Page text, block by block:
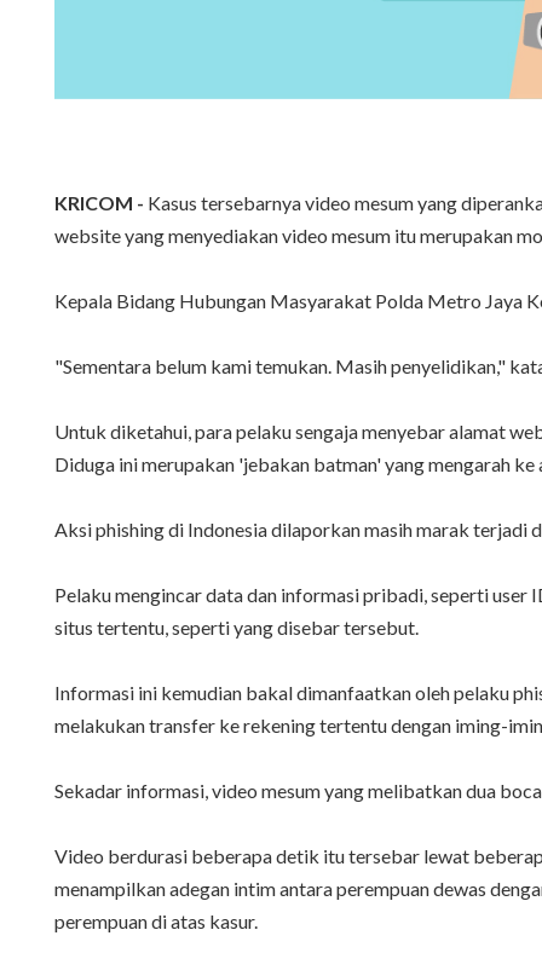
KRICOM - Kasus tersebarnya video mesum yang
website yang menyediakan video mesum itu merupakan
Kepala Bidang Hubungan Masyarakat Polda Metro Jaya
"Sementara belum kami temukan. Masih penyelidikan,"
Untuk diketahui, para pelaku sengaja menyebar alamat
Diduga ini merupakan 'jebakan batman' yang mengarah ke
Aksi phishing di Indonesia dilaporkan masih marak terjadi
Pelaku mengincar data dan informasi pribadi, seperti
situs tertentu, seperti yang disebar tersebut.
Informasi ini kemudian bakal dimanfaatkan oleh pelaku
melakukan transfer ke rekening tertentu dengan iming-
Sekadar informasi, video mesum yang melibatkan dua
Video berdurasi beberapa detik itu tersebar lewat
menampilkan adegan intim antara perempuan dewas
perempuan di atas kasur.